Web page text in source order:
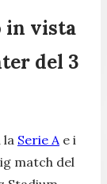
in vista
del 3
la Serie Ae i
match del